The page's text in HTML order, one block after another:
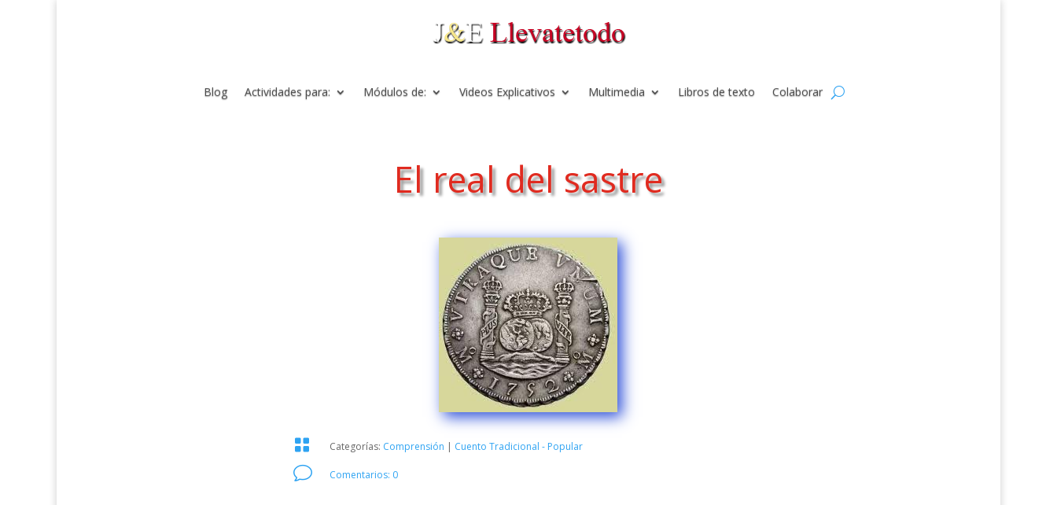
Blog Actividades para: Módulos de: Videos Explicativos Multimedia Libros de texto Colaborar
El real del sastre
 Categorías: Comprensión | Cuento Tradicional - Popular
v Comentarios: 0